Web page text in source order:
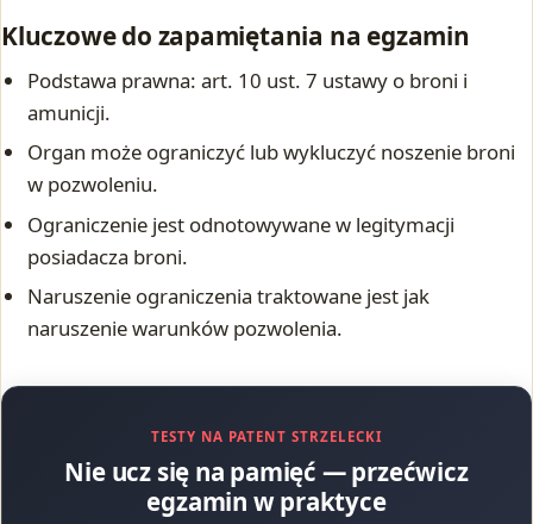
Kluczowe do zapamiętania na egzamin
Podstawa prawna: art. 10 ust. 7 ustawy o broni i
amunicji.
Organ może ograniczyć lub wykluczyć noszenie broni
w pozwoleniu.
Ograniczenie jest odnotowywane w legitymacji
posiadacza broni.
Naruszenie ograniczenia traktowane jest jak
naruszenie warunków pozwolenia.
TESTY NA PATENT STRZELECKI
Nie ucz się na pamięć — przećwicz
egzamin w praktyce